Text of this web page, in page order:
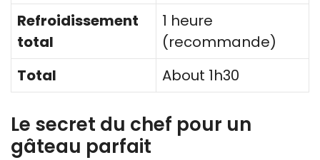
Refroidissement
total
1 heure
(recommande)
Total
About 1h30
Le secret du chef pour un
gâteau parfait